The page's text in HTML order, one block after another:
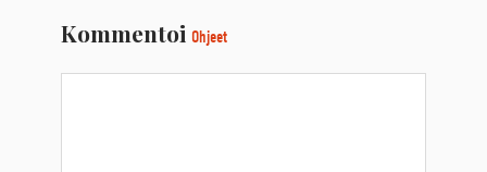
Kommentoi Ohjeet